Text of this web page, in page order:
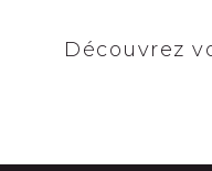
Découvrez